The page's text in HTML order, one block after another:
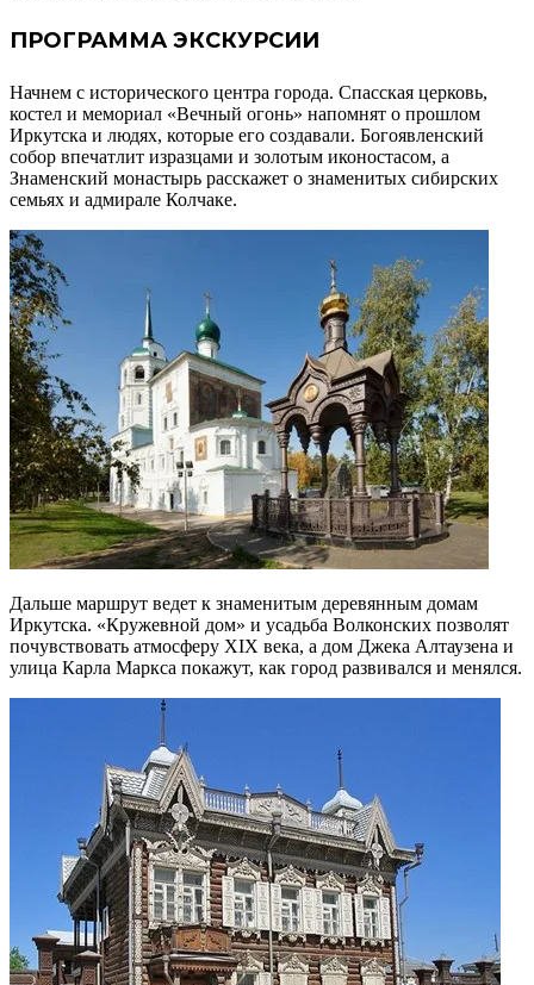
ПРОГРАММА ЭКСКУРСИИ
Начнем с исторического центра города. Спасская церковь,
костел и мемориал «Вечный огонь» напомнят о прошлом
Иркутска и людях, которые его создавали. Богоявленский
собор впечатлит изразцами и золотым иконостасом, а
Знаменский монастырь расскажет о знаменитых сибирских
семьях и адмирале Колчаке.
Дальше маршрут ведет к знаменитым деревянным домам
Иркутска. «Кружевной дом» и усадьба Волконских позволят
почувствовать атмосферу XIX века, а дом Джека Алтаузена и
улица Карла Маркса покажут, как город развивался и менялся.